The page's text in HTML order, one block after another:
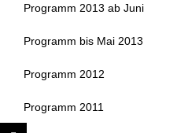
Programm 2013 ab Juni
Programm bis Mai 2013
Programm 2012
Programm 2011